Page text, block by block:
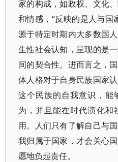
家的构成，如政权、文化
和情感，“反映的是人与国
源于特定时期内大多数国
生性社会认知，呈现的是
间的契合性。进而言之，
体人格对于自身民族国家
这个民族的自我意识，能
为，并且能在时代演化和
用。人们只有了解自己与
我归属于国家，才会关心
愿地负起责任。